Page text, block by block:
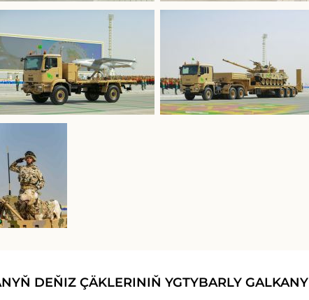
DEŇIZ ÇÄKLERINIŇ YGTYBARLY GALKANY